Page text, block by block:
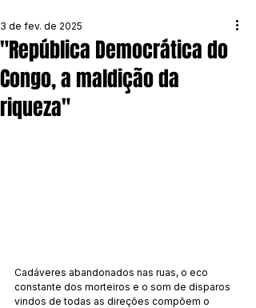
"República Democrática do
Congo, a maldição da
riqueza"
3 de fev. de 2025
Cadáveres abandonados nas ruas, o eco
constante dos morteiros e o som de disparos
vindos de todas as direções compõem o